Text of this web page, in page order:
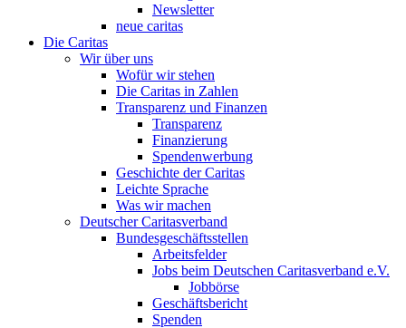
Newsletter
neue caritas
Die Caritas
Wir über uns
Wofür wir stehen
Die Caritas in Zahlen
Transparenz und Finanzen
Transparenz
Finanzierung
Spendenwerbung
Geschichte der Caritas
Leichte Sprache
Was wir machen
Deutscher Caritasverband
Bundesgeschäftsstellen
Arbeitsfelder
Jobs beim Deutschen Caritasverband e.V.
Jobbörse
Geschäftsbericht
Spenden